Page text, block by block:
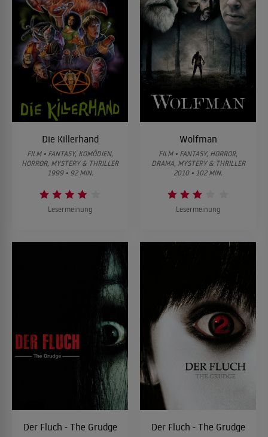
Die Killerhand
FILM • FANTASY, KOMÖDIEN,
HORROR, MYSTERY & THRILLER
1999 • 92 MIN.
Lesermeinung
Wolfman
FILM • FANTASY, HORROR,
DRAMA, MYSTERY & THRILLER
2010 • 102 MIN.
Lesermeinung
Der Fluch - The Grudge
Der Fluch - The Grudge